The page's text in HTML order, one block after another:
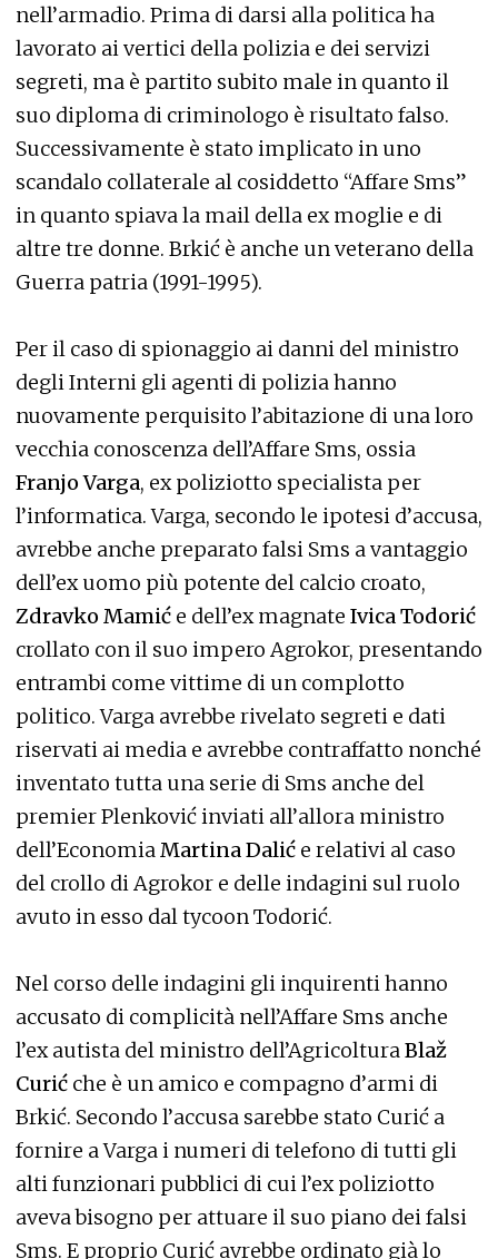
nell’armadio. Prima di darsi alla politica ha
lavorato ai vertici della polizia e dei servizi
segreti, ma è partito subito male in quanto il
suo diploma di criminologo è risultato falso.
Successivamente è stato implicato in uno
scandalo collaterale al cosiddetto “Affare Sms”
in quanto spiava la mail della ex moglie e di
altre tre donne. Brkić è anche un veterano della
Guerra patria (1991-1995).
Per il caso di spionaggio ai danni del ministro
degli Interni gli agenti di polizia hanno
nuovamente perquisito l’abitazione di una loro
vecchia conoscenza dell’Affare Sms, ossia
Franjo Varga, ex poliziotto specialista per
l’informatica. Varga, secondo le ipotesi d’accusa,
avrebbe anche preparato falsi Sms a vantaggio
dell’ex uomo più potente del calcio croato,
Zdravko Mamić e dell’ex magnate Ivica Todorić
crollato con il suo impero Agrokor, presentando
entrambi come vittime di un complotto
politico. Varga avrebbe rivelato segreti e dati
riservati ai media e avrebbe contraffatto nonché
inventato tutta una serie di Sms anche del
premier Plenković inviati all’allora ministro
dell’EconomiaMartina Dalić e relativi al caso
del crollo di Agrokor e delle indagini sul ruolo
avuto in esso dal tycoon Todorić.
Nel corso delle indagini gli inquirenti hanno
accusato di complicità nell’Affare Sms anche
l’ex autista del ministro dell’AgricolturaBlaž
Curić che è un amico e compagno d’armi di
Brkić. Secondo l’accusa sarebbe stato Curić a
fornire a Varga i numeri di telefono di tutti gli
alti funzionari pubblici di cui l’ex poliziotto
aveva bisogno per attuare il suo piano dei falsi
Sms. E proprio Curić avrebbe ordinato già lo